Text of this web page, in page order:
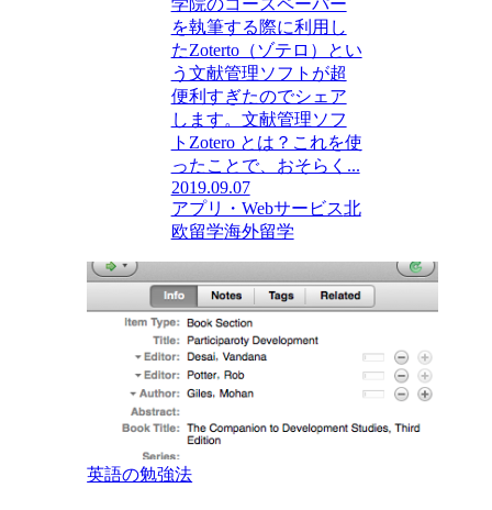
を執筆する際に利用し
たZoterto（ゾテロ）とい
う文献管理ソフトが超
便利すぎたのでシェア
します。文献管理ソフ
トZotero とは？これを使
ったことで、おそらく...
2019.09.07
アプリ・Webサービス北
欧留学海外留学
英語の勉強法